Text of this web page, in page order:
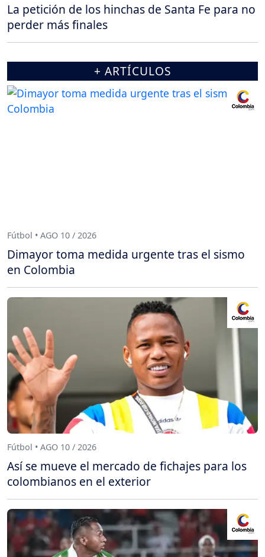
La petición de los hinchas de Santa Fe para no
perder más finales
+ ARTÍCULOS
Fútbol • AGO 10 / 2026
Dimayor toma medida urgente tras el sismo
en Colombia
Fútbol • AGO 10 / 2026
Así se mueve el mercado de fichajes para los
colombianos en el exterior